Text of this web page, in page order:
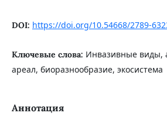
DOI: https://doi.org/10.54668/2789-
Ключевые слова: Инвазивные виды,
ареал, биоразнообразие, экосистема
Аннотация